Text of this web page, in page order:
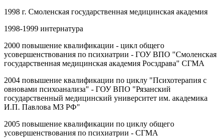
1998 г. Смоленская государственная медицинская академия
1998-1999 интернатура
2000 повышение квалификации - цикл общего
усовершенствования по психиатрии - ГОУ ВПО "Смоленская
государственная медицинская академия Росздрава" СГМА
2004 повышение квалификации по циклу "Психотерапия с
овновами психоанализа" - ГОУ ВПО "Рязанский
государственный медицинский университет им. академика
И.П. Павлова МЗ РФ"
2005 повышение квалификации по циклу общего
усовершенствования по психиатрии - СГМА